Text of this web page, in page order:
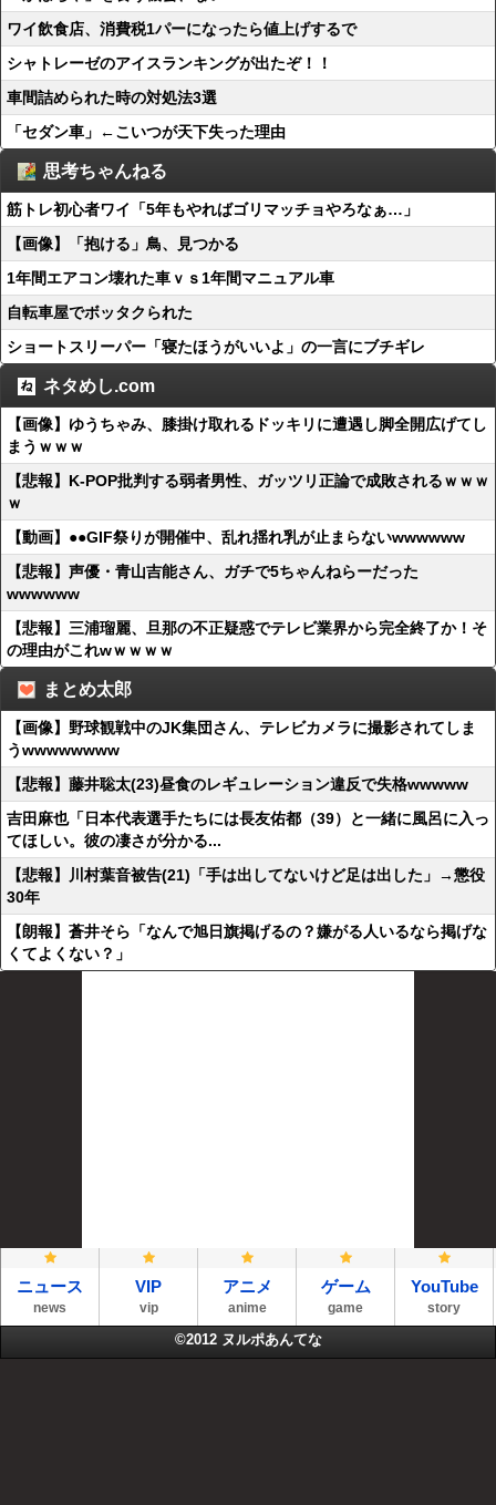
ワイ飲食店、消費税1パーになったら値上げするで
シャトレーゼのアイスランキングが出たぞ！！
車間詰められた時の対処法3選
「セダン車」←こいつが天下失った理由
思考ちゃんねる
筋トレ初心者ワイ「5年もやればゴリマッチョやろなぁ…」
【画像】「抱ける」鳥、見つかる
1年間エアコン壊れた車ｖｓ1年間マニュアル車
自転車屋でボッタクられた
ショートスリーパー「寝たほうがいいよ」の一言にブチギレ
ネタめし.com
【画像】ゆうちゃみ、膝掛け取れるドッキリに遭遇し脚全開広げてし
まうｗｗｗ
【悲報】K-POP批判する弱者男性、ガッツリ正論で成敗されるｗｗｗ
ｗ
【動画】●●GIF祭りが開催中、乱れ揺れ乳が止まらないwwwwww
【悲報】声優・青山吉能さん、ガチで5ちゃんねらーだった
wwwwww
【悲報】三浦瑠麗、旦那の不正疑惑でテレビ業界から完全終了か！そ
の理由がこれwｗｗｗｗ
まとめ太郎
【画像】野球観戦中のJK集団さん、テレビカメラに撮影されてしま
うwwwwwwww
【悲報】藤井聡太(23)昼食のレギュレーション違反で失格wwwww
吉田麻也「日本代表選手たちには長友佑都（39）と一緒に風呂に入っ
てほしい。彼の凄さが分かる...
【悲報】川村葉音被告(21)「手は出してないけど足は出した」→懲役
30年
【朗報】蒼井そら「なんで旭日旗掲げるの？嫌がる人いるなら掲げな
くてよくない？」
ニュース
news
VIP
vip
アニメ
anime
ゲーム
game
YouTube
story
©2012 ヌルポあんてな